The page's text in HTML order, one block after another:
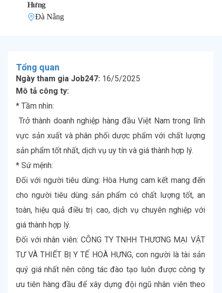
Hưng
Đà Nẵng
Tổng quan
Ngày tham gia Job247: 16/5/2025
Mô tả công ty:
* Tầm nhìn:
vực sản xuất và phân phối dược phẩm với chất lượng
sản phẩm tốt nhất, dịch vụ uy tín và giá thành hợp lý.
* Sứ mệnh:
Đối với người tiêu dùng: Hòa Hưng cam kết mang đến
cho người tiêu dùng sản phẩm có chất lượng tốt, an
toàn, hiệu quả điều trị cao, dịch vụ chuyên nghiệp với
giá thành hợp lý.
Đối với nhân viên: CÔNG TY TNHH THƯƠNG MẠI VẬT
TƯ VÀ THIẾT BỊ Y TẾ HOÀ HƯNG, con người là tài sản
quý giá nhất nên công tác đào tạo luôn được công ty
ưu tiên hàng đầu để xây dựng đội ngũ nhân viên theo